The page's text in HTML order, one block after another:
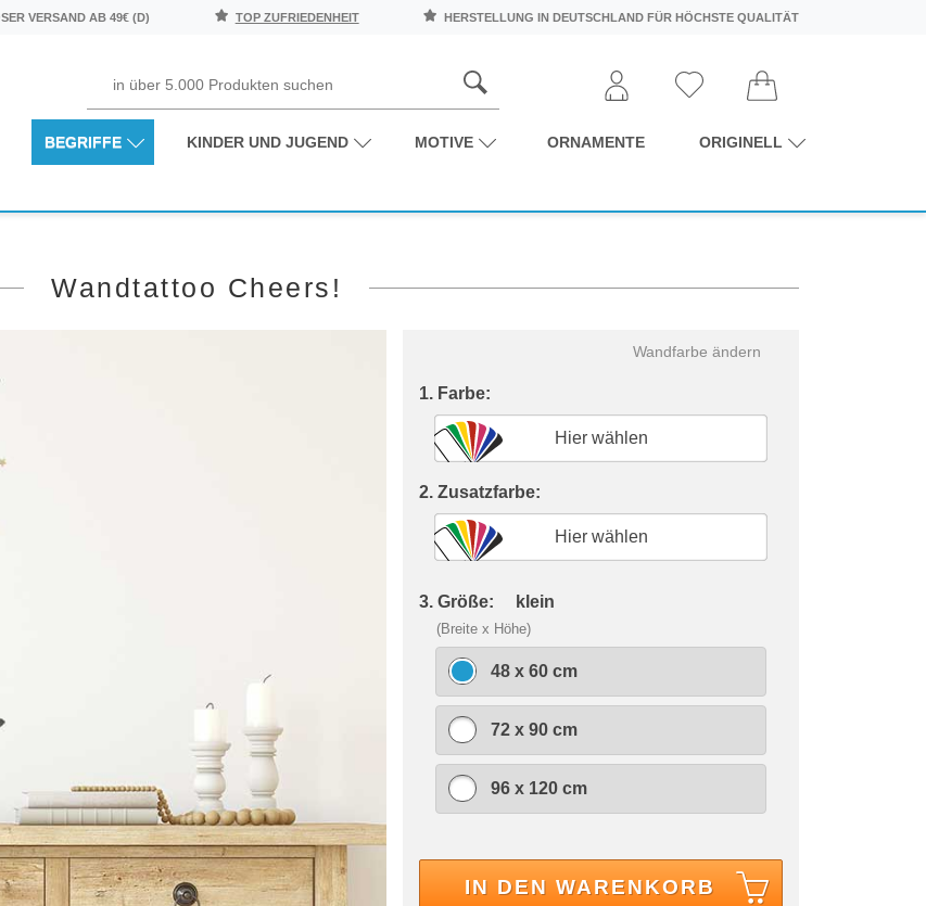
VERSAND AB 49€ (D) TOP ZUFRIEDENHEIT HERSTELLUNG IN DEUTSCHLAND FÜR HÖCHSTE QUALITÄT
BEGRIFFE KINDER UND JUGEND MOTIVE ORNAMENTE ORIGINELL
Wandtattoo Cheers!
Wandfarbe ändern
1. Farbe:
Hier wählen
2. Zusatzfarbe:
Hier wählen
3. Größe: klein
(Breite x Höhe)
48 x 60 cm
72 x 90 cm
96 x 120 cm
IN DEN WARENKORB